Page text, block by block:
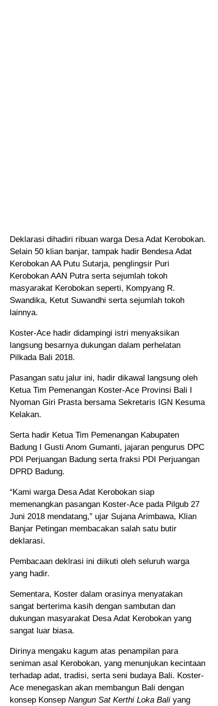
Deklarasi dihadiri ribuan warga Desa Adat Kerobokan.
Selain 50 klian banjar, tampak hadir Bendesa Adat
Kerobokan AA Putu Sutarja, penglingsir Puri
Kerobokan AAN Putra serta sejumlah tokoh
masyarakat Kerobokan seperti, Kompyang R.
Swandika, Ketut Suwandhi serta sejumlah tokoh
lainnya.
Koster-Ace hadir didampingi istri menyaksikan
langsung besarnya dukungan dalam perhelatan
Pilkada Bali 2018.
Pasangan satu jalur ini, hadir dikawal langsung oleh
Ketua Tim Pemenangan Koster-Ace Provinsi Bali I
Nyoman Giri Prasta bersama Sekretaris IGN Kesuma
Kelakan.
Serta hadir Ketua Tim Pemenangan Kabupaten
Badung I Gusti Anom Gumanti, jajaran pengurus DPC
PDI Perjuangan Badung serta fraksi PDI Perjuangan
DPRD Badung.
“Kami warga Desa Adat Kerobokan siap
memenangkan pasangan Koster-Ace pada Pilgub 27
Juni 2018 mendatang,” ujar Sujana Arimbawa, Klian
Banjar Petingan membacakan salah satu butir
deklarasi.
Pembacaan deklrasi ini diikuti oleh seluruh warga
yang hadir.
Sementara, Koster dalam orasinya menyatakan
sangat berterima kasih dengan sambutan dan
dukungan masyarakat Desa Adat Kerobokan yang
sangat luar biasa.
Dirinya mengaku kagum atas penampilan para
seniman asal Kerobokan, yang menunjukan kecintaan
terhadap adat, tradisi, serta seni budaya Bali. Koster-
Ace menegaskan akan membangun Bali dengan
konsep Konsep Nangun Sat Kerthi Loka Bali yang